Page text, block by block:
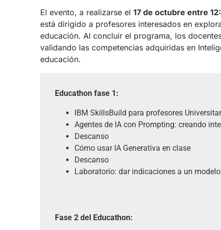
El evento, a realizarse el 17 de octubre entre
está dirigido a profesores interesados en
educación. Al concluir el programa, los
validando las competencias adquiridas en
educación.
Educathon fase 1:
IBM SkillsBuild para profesores
Agentes de IA con Prompting: creando
Descanso
Cómo usar IA Generativa en clase
Descanso
Laboratorio: dar indicaciones a un
Fase 2 del Educathon: